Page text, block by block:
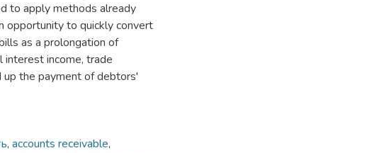
to apply methods already
opportunity to quickly convert
as a prolongation of
income, trade
up the payment of debtors'
, accounts receivable,